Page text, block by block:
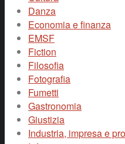
Danza
Economia e finanza
EMSF
Fiction
Filosofia
Fotografia
Fumetti
Gastronomia
Giustizia
Industria, impresa e